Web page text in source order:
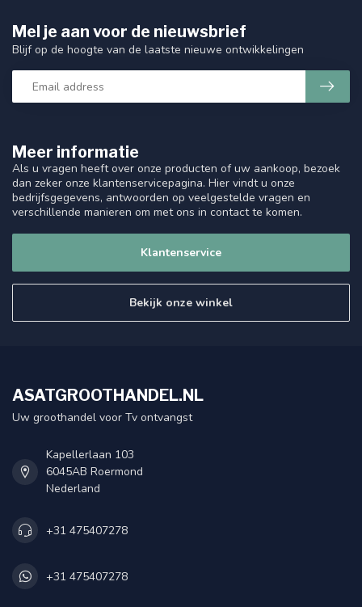
Meer informatie
Als u vragen heeft over onze producten of uw aankoop, bezoek
dan zeker onze klantenservicepagina. Hier vindt u onze
bedrijfsgegevens, antwoorden op veelgestelde vragen en
verschillende manieren om met ons in contact te komen.
Klantenservice
Bekijk onze winkel
Mel je aan voor de nieuwsbrief
Blijf op de hoogte van de laatste nieuwe ontwikkelingen
ASATGROOTHANDEL.NL
Uw groothandel voor Tv ontvangst
Kapellerlaan 103
6045AB Roermond
Nederland
+31 475407278
+31 475407278